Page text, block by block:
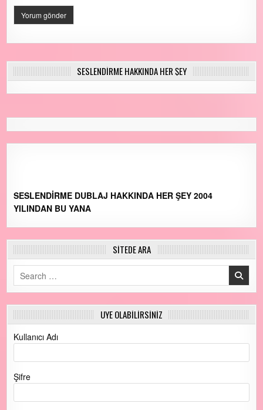
SESLENDİRME HAKKINDA HER ŞEY
SESLENDİRME DUBLAJ HAKKINDA HER ŞEY 2004
YILINDAN BU YANA
SİTEDE ARA
Search for:
ÜYE OLABİLİRSİNİZ
Kullanıcı Adı
Şifre